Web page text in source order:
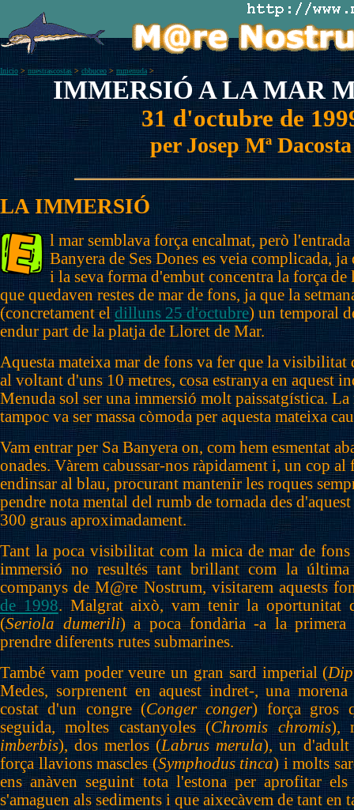
Inicio >nuestrascostas >cbbuceo > mmenuda>
IMMERSIÓ A LA MAR
31 d'octubre de
per Josep Mª Dacosta
LA IMMERSIÓ
l mar semblava força encalmat, però
Banyera de Ses Dones es veia complicada,
i la seva forma d'embut concentra la força de
que quedaven restes de mar de fons, ja que la
(concretament eldilluns 25 d'octubre) un temporal
endur part de la platja de Lloret de Mar.
Aquesta mateixa mar de fons va fer que la visibilitat
al voltant d'uns 10 metres, cosa estranya en aquest
Menuda sol ser una immersió molt paissatgística.
tampoc va ser massa còmoda per aquesta mateixa
Vam entrar per Sa Banyera on, com hem esmentat
onades. Vàrem cabussar-nos ràpidament i, un cop al
endinsar al blau, procurant mantenir les roques
pendre nota mental del rumb de tornada des
300 graus aproximadament.
Tant la poca visibilitat com la mica de mar de fons
immersió no resultés tant brillant com la última
companys de M@re Nostrum, visitarem aquests
de 1998. Malgrat això, vam tenir la oportunitat
(Seriola dumerili) a poca fondària -a la primera
prendre diferents rutes submarines.
També vam poder veure un gran sard imperial (
Medes, sorprenent en aquest indret-, una
costat d'un congre (Conger conger) força gros
seguida, moltes castanyoles (Chromis chromis),
imberbis), dos merlos (Labrus merula), un d'adult
força llavions mascles (Symphodus tinca) i molts
ens anàven seguint tota l'estona per aprofitar
s'amaguen als sediments i que aixecàvem de tant en